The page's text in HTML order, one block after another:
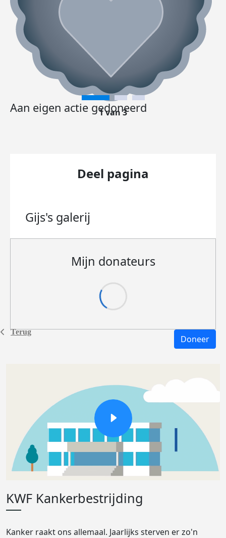
Terug
Aan eigen actie gedoneerd
1 van 3
Deel pagina
Gijs's galerij
Mijn donateurs
Doneer
KWF Kankerbestrijding
Kanker raakt ons allemaal. Jaarlijks sterven er zo'n